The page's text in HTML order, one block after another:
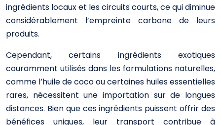
ingrédients locaux et les circuits courts, ce qui diminue
considérablement l’empreinte carbone de leurs
produits.
Cependant, certains ingrédients exotiques
couramment utilisés dans les formulations naturelles,
comme l’huile de coco ou certaines huiles essentielles
rares, nécessitent une importation sur de longues
distances. Bien que ces ingrédients puissent offrir des
bénéfices uniques, leur transport contribue à